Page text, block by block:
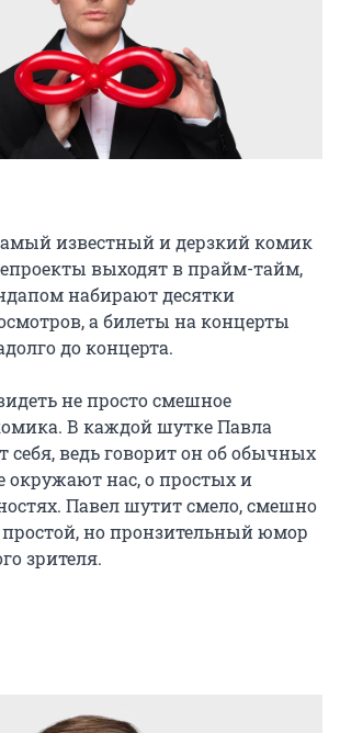
известный и дерзкий комик
выходят в прайм-тайм,
набирают десятки
а билеты на концерты
до концерта.
не просто смешное
В каждой шутке Павла
себя, ведь говорит он об обычных
окружают нас, о простых и
Павел шутит смело, смешно
но пронзительный юмор
зрителя.